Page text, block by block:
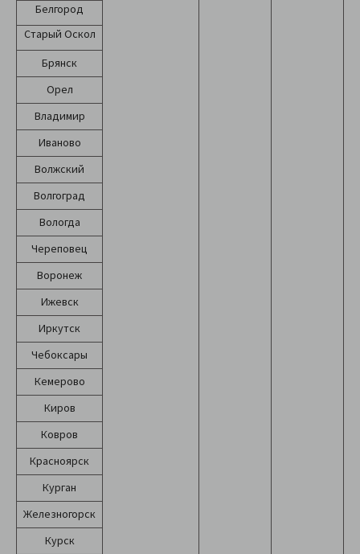
Белгород
Старый Оскол
Брянск
Орел
Владимир
Иваново
Волжский
Волгоград
Вологда
Череповец
Воронеж
Ижевск
Иркутск
Чебоксары
Кемерово
Киров
Ковров
Красноярск
Курган
Железногорск
Курск